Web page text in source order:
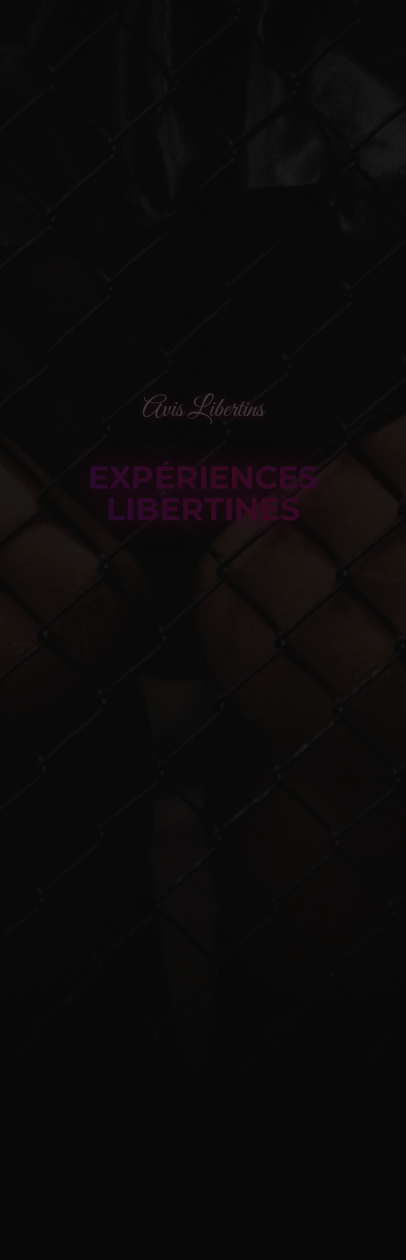
Avis Libertins
EXPÉRIENCES
LIBERTINES